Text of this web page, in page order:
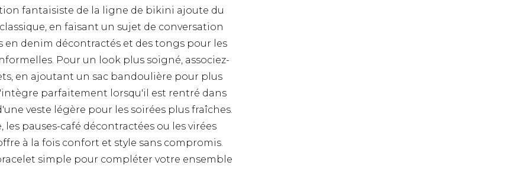
fantaisiste de la ligne de bikini ajoute du
en faisant un sujet de conversation
en denim décontractés et des tongs pour les
Pour un look plus soigné, associez-
en ajoutant un sac bandoulière pour plus
parfaitement lorsqu'il est rentré dans
veste légère pour les soirées plus fraîches.
pauses-café décontractées ou les virées
à la fois confort et style sans compromis.
simple pour compléter votre ensemble